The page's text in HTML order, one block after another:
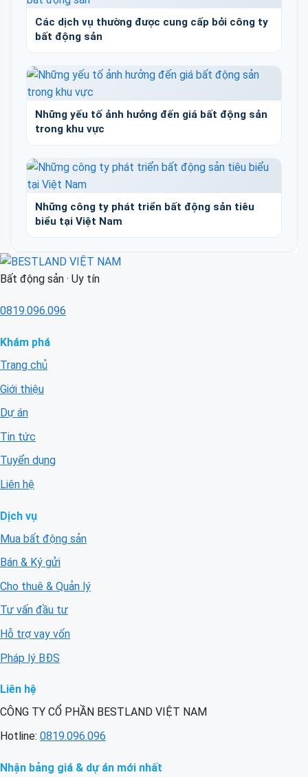
Các dịch vụ thường được cung cấp bởi công ty
bất động sản
Những yếu tố ảnh hưởng đến giá bất động sản
trong khu vực
Những công ty phát triển bất động sản tiêu
biểu tại Việt Nam
Bất động sản · Uy tín
0819.096.096
Khám phá
Trang chủ
Giới thiệu
Dự án
Tin tức
Tuyển dụng
Liên hệ
Dịch vụ
Mua bất động sản
Bán & Ký gửi
Cho thuê & Quản lý
Tư vấn đầu tư
Hỗ trợ vay vốn
Pháp lý BĐS
Liên hệ
CÔNG TY CỔ PHẦN BESTLAND VIỆT NAM
Hotline: 0819.096.096
Nhận bảng giá & dự án mới nhất